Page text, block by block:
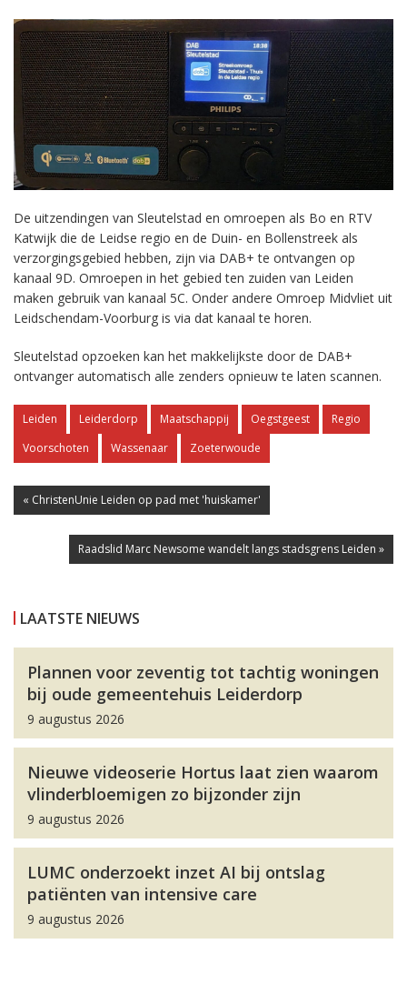
De uitzendingen van Sleutelstad en omroepen als Bo en RTV
Katwijk die de Leidse regio en de Duin- en Bollenstreek als
verzorgingsgebied hebben, zijn via DAB+ te ontvangen op
kanaal 9D. Omroepen in het gebied ten zuiden van Leiden
maken gebruik van kanaal 5C. Onder andere Omroep Midvliet uit
Leidschendam-Voorburg is via dat kanaal te horen.
Sleutelstad opzoeken kan het makkelijkste door de DAB+
ontvanger automatisch alle zenders opnieuw te laten scannen.
Leiden Leiderdorp Maatschappij Oegstgeest
Regio
Voorschoten
Wassenaar Zoeterwoude
« ChristenUnie Leiden op pad met 'huiskamer'
Raadslid Marc Newsome wandelt langs stadsgrens Leiden »
LAATSTE NIEUWS
Plannen voor zeventig tot tachtig woningen
bij oude gemeentehuis Leiderdorp
9 augustus 2026
Nieuwe videoserie Hortus laat zien waarom
vlinderbloemigen zo bijzonder zijn
9 augustus 2026
LUMC onderzoekt inzet AI bij ontslag
patiënten van intensive care
9 augustus 2026